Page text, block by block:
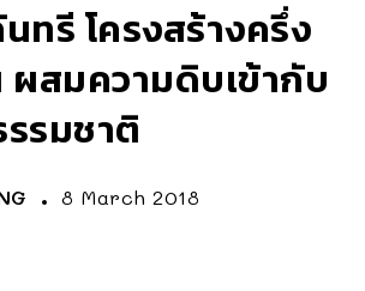
ทรี โครงสร้างครึ่ง
ผสมความดิบเข้ากับ
รมชาติ
8 March 2018